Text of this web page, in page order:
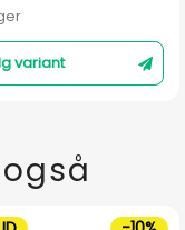
variant